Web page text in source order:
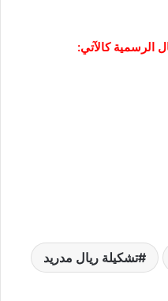
الرسمية كالآتي:
تشكيلة ريال مدريد